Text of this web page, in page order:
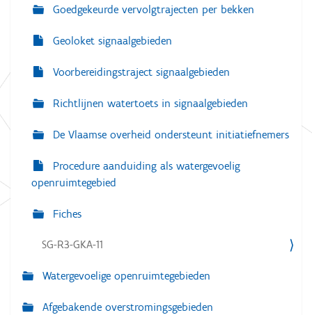
Goedgekeurde vervolgtrajecten per bekken
Geoloket signaalgebieden
Voorbereidingstraject signaalgebieden
Richtlijnen watertoets in signaalgebieden
De Vlaamse overheid ondersteunt initiatiefnemers
Procedure aanduiding als watergevoelig
openruimtegebied
Fiches
SG-R3-GKA-11
Watergevoelige openruimtegebieden
Afgebakende overstromingsgebieden